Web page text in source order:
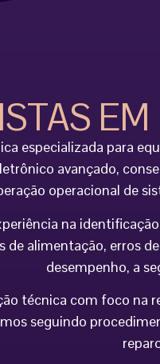
especializada para
avançado,
operacional de
na
de alimentação, erros
desempenho, a
técnica com foco na
seguindo